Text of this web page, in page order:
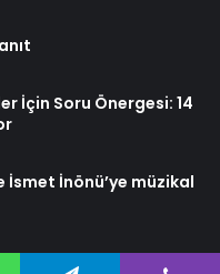
İçin Soru Önergesi: 14
İsmet İnönü’ye müzikal